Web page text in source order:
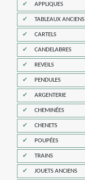
APPLIQUES
TABLEAUX ANCIENS
CARTELS
CANDELABRES
REVEILS
PENDULES
ARGENTERIE
CHEMINÉES
CHENETS
POUPÉES
TRAINS
JOUETS ANCIENS